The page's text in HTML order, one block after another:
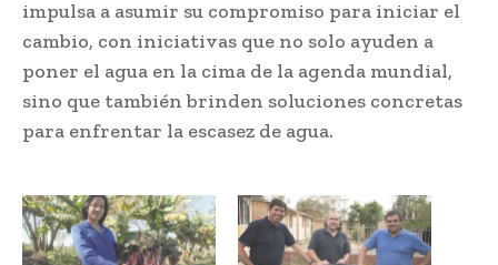
impulsa a asumir su compromiso para iniciar el
cambio, con iniciativas que no solo ayuden a
poner el agua en la cima de la agenda mundial,
sino que también brinden soluciones concretas
para enfrentar la escasez de agua.